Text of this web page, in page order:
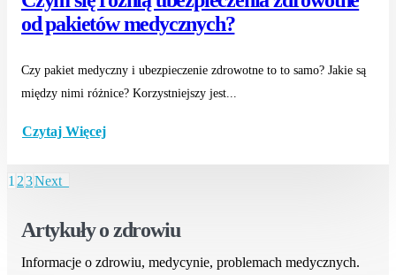
od pakietów medycznych?
Czy pakiet medyczny i ubezpieczenie zdrowotne to to samo? Jakie są
między nimi różnice? Korzystniejszy jest...
Czytaj Więcej
123Next
Artykuły o zdrowiu
Informacje o zdrowiu, medycynie, problemach medycznych.